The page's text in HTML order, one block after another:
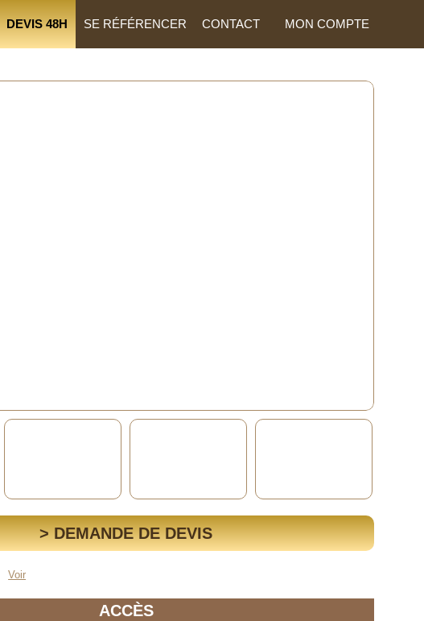
DEVIS 48H SE RÉFÉRENCER CONTACT MON COMPTE
> DEMANDE DE DEVIS
Voir
ACCÈS